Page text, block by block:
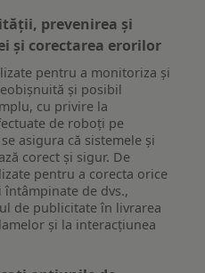
prevenirea și
și corectarea erorilor
pentru a monitoriza și
și posibil
cu privire la
de roboți pe
asigura că sistemele și
corect și sigur. De
pentru a corecta orice
de dvs.,
de publicitate în livrarea
și la interacțiunea